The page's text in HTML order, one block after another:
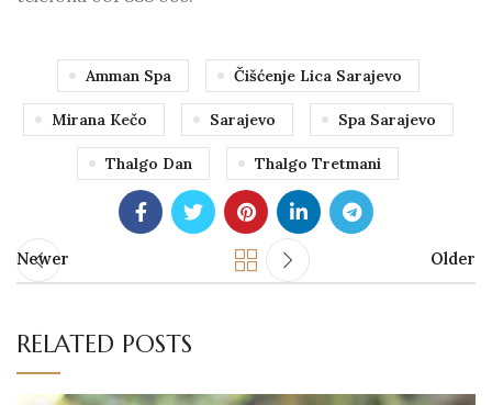
Amman Spa Čišćenje Lica Sarajevo
Mirana Kečo Sarajevo Spa Sarajevo
Thalgo Dan Thalgo Tretmani
Newer Older
RELATED POSTS